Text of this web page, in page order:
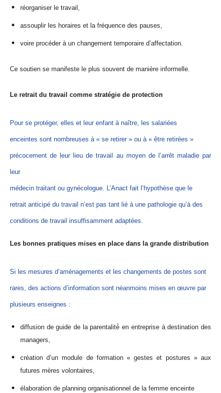
réorganiser le travail,
assouplir les horaires et la fréquence des pauses,
voire procéder à un changement temporaire d’affectation.
Ce soutien se manifeste le plus souvent de manière informelle.
Le retrait du travail comme stratégie de protection
Pour se protéger, elles et leur enfant à naître, les salariées
enceintes sont nombreuses à « se retirer » ou à « être retirées »
précocement de leur lieu de travail au moyen de l’arrêt maladie par
leur
médecin traitant ou gynécologue. L’Anact fait l’hypothèse que le
retrait anticipé du travail n’est pas tant lié à une pathologie qu’à des
conditions de travail insuffisamment adaptées.
Les bonnes pratiques mises en place dans la grande distribution
Si les mesures d’aménagements et les changements de postes sont
rares, des actions d’information sont néanmoins mises en œuvre par
plusieurs enseignes :
diffusion de guide de la parentalité́ en entreprise à destination des
managers,
création d’un module de formation « gestes et postures » aux
futures mères volontaires,
élaboration de planning organisationnel de la femme enceinte